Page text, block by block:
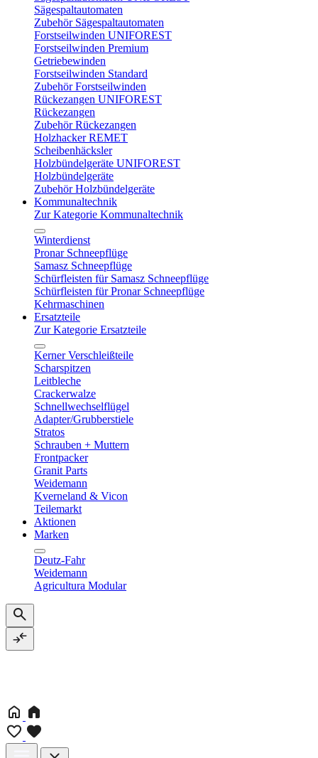
Sägespaltautomaten
Zubehör Sägespaltautomaten
Forstseilwinden UNIFOREST
Forstseilwinden Premium
Getriebewinden
Forstseilwinden Standard
Zubehör Forstseilwinden
Rückezangen UNIFOREST
Rückezangen
Zubehör Rückezangen
Holzhacker REMET
Scheibenhäcksler
Holzbündelgeräte UNIFOREST
Holzbündelgeräte
Zubehör Holzbündelgeräte
Kommunaltechnik
Zur Kategorie Kommunaltechnik
Winterdienst
Pronar Schneepflüge
Samasz Schneepflüge
Schürfleisten für Samasz Schneepflüge
Schürfleisten für Pronar Schneepflüge
Kehrmaschinen
Ersatzteile
Zur Kategorie Ersatzteile
Kerner Verschleißteile
Scharspitzen
Leitbleche
Crackerwalze
Schnellwechselflügel
Adapter/Grubberstiele
Stratos
Schrauben + Muttern
Frontpacker
Granit Parts
Weidemann
Kverneland & Vicon
Teilemarkt
Aktionen
Marken
Deutz-Fahr
Weidemann
Agricultura Modular